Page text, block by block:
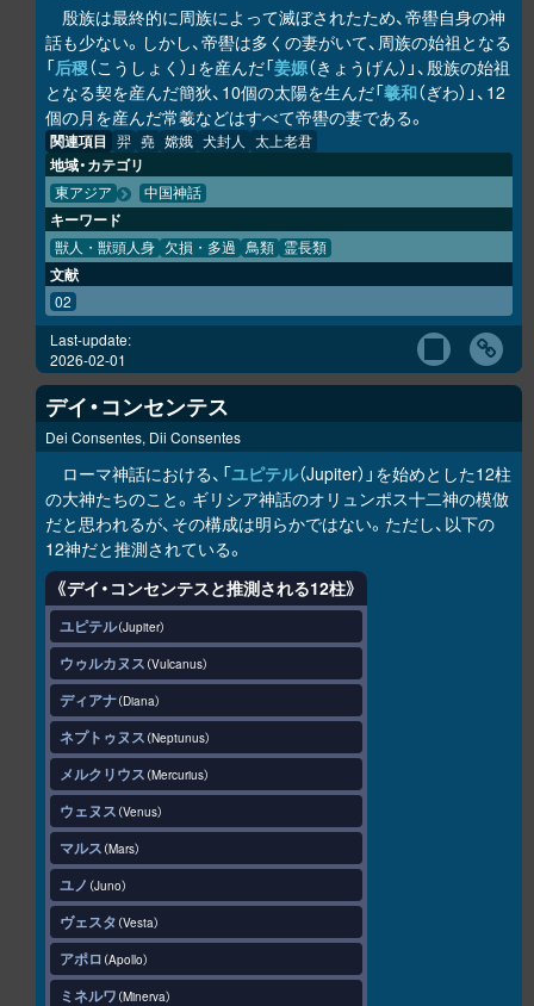
殷族は最終的に周族によって滅ぼされたため、帝嚳自身の神
話も少ない。しかし、帝嚳は多くの妻がいて、周族の始祖となる
「后稷（こうしょく）」を産んだ「姜嫄（きょうげん）」、殷族の始祖
となる契を産んだ簡狄、10個の太陽を生んだ「羲和（ぎわ）」、12
個の月を産んだ常羲などはすべて帝嚳の妻である。
関連項目 羿 堯 嫦娥 犬封人 太上老君
地域・カテゴリ
東アジア 中国神話
キーワード
獣人・獣頭人身 欠損・多過 鳥類 霊長類
文献
02
Last-update:
2026-02-01
デイ・コンセンテス
Dei Consentes, Dii Consentes
ローマ神話における、「ユピテル（Jupiter）」を始めとした12柱
の大神たちのこと。ギリシア神話のオリュンポス十二神の模倣
だと思われるが、その構成は明らかではない。ただし、以下の
12神だと推測されている。
《デイ・コンセンテスと推測される12柱》
ユピテル Jupiter
ウゥルカヌス Vulcanus
ディアナ Diana
ネプトゥヌス Neptunus
メルクリウス Mercurius
ウェヌス Venus
マルス Mars
ユノ Juno
ヴェスタ Vesta
アポロ Apollo
ミネルワ Minerva